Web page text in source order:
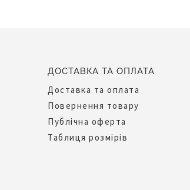
ДОСТАВКА ТА ОПЛАТА
Доставка та оплата
Повернення товару
Публічна оферта
Таблиця розмірів